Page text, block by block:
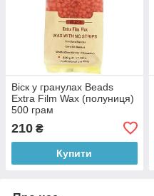
Віск у гранулах Beads
Extra Film Wax (полуниця)
500 грам
210 ₴
Купити